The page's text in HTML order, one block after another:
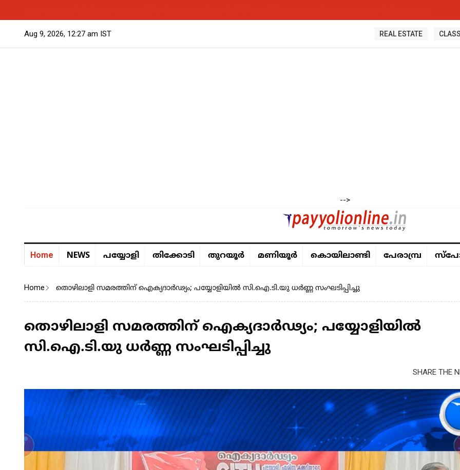
Aug 9, 2026, 12:27 am IST REAL ESTATE
-->
Home NEWS പയ്യോളി തിക്കോടി തുറയൂര്‍ മണിയൂര്‍ കൊയിലാണ്ടി പേരാമ്പ്ര
Home തൊഴിലാളി സമരത്തിന് ഐക്യദാർഢ്യം; പയ്യോളിയിൽ സി.ഐ.ടി.യു ധർണ്ണ സംഘടിപ്പിച്ചു
തൊഴിലാളി സമരത്തിന് ഐക്യദാർഢ്യം; പയ്യോളിയിൽ
സി.ഐ.ടി.യു ധർണ്ണ സംഘടിപ്പിച്ചു
SHARE THE